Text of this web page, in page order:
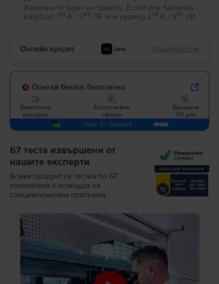
Вземане от офис на Speedy, Econt или Sameday
Easybox: 199 € / 389 ЛВ или куриер 299 € / 585 ЛВ
Онлайн кредит подробности
Опитай Genius безплатно
Безаплано
връщане
Ексклузивни
оферти
Връщане
60 дни
Част от групата
67 теста извършени от
нашите експерти
Всеки продукт се тества по 67
показателя с помощта на
специализирана програма.